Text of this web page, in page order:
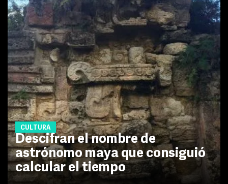
CULTURA
Descifran el nombre de
astrónomo maya que consiguió
calcular el tiempo